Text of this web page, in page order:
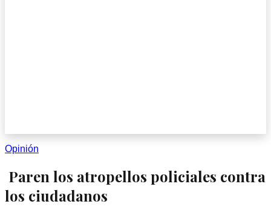
Opinión
Paren los atropellos policiales contra
los ciudadanos